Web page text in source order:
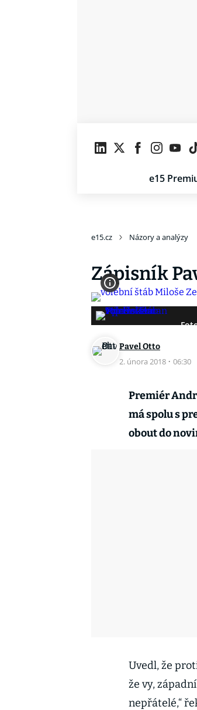
e15
e15.cz Názory a analýzy
Zápisník
Pavel Otto
2. února 2018 · 06:30
Premiér
má spolu s
obout do
Uvedl, že
že vy,
nepřátelé,“